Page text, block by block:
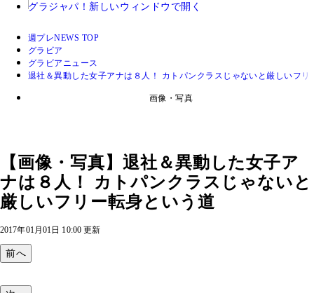
グラジャパ！ 新しいウィンドウで開く
週プレNEWS TOP
グラビア
グラビアニュース
退社＆異動した女子アナは８人！ カトパンクラスじゃないと厳しいフリ
画像・写真
【画像・写真】退社＆異動した女子ア
ナは８人！ カトパンクラスじゃないと
厳しいフリー転身という道
2017年01月01日 10:00 更新
前へ